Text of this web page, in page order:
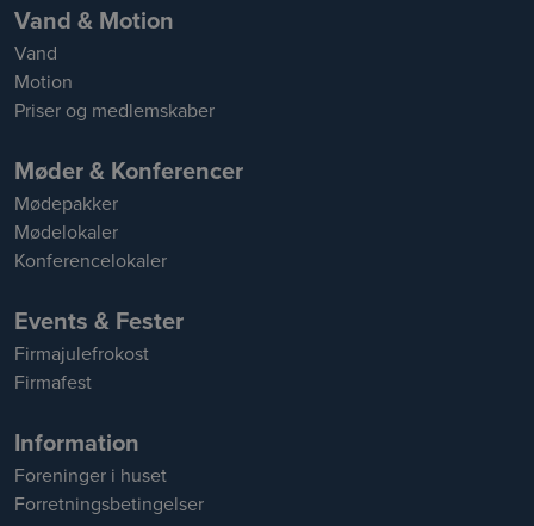
Vand & Motion
Vand
Motion
Priser og medlemskaber
Møder & Konferencer
Mødepakker
Mødelokaler
Konferencelokaler
Events & Fester
Firmajulefrokost
Firmafest
Information
Foreninger i huset
Forretningsbetingelser